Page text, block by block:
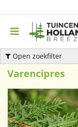
Open zoekfilter
Varencipres